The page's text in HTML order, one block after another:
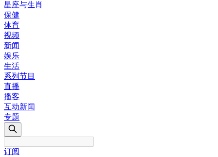
星座与生肖
保健
体育
视频
新闻
娱乐
生活
系列节目
直播
播客
互动新闻
专题
订阅